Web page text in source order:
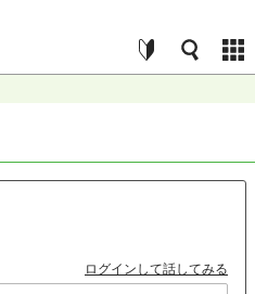
ログインして話してみる